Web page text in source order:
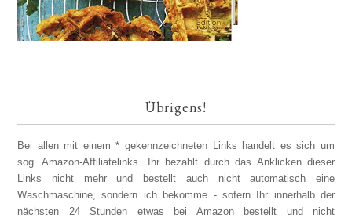
Übrigens!
Bei allen mit einem * gekennzeichneten Links handelt es sich um
sog. Amazon-Affiliatelinks. Ihr bezahlt durch das Anklicken dieser
Links nicht mehr und bestellt auch nicht automatisch eine
Waschmaschine, sondern ich bekomme - sofern Ihr innerhalb der
nächsten 24 Stunden etwas bei Amazon bestellt und nicht